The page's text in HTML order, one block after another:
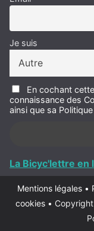
Je suis
En cochant
connaissance des
ainsi que sa
La Bicyc'lettre en
Mentions légales •
cookies •